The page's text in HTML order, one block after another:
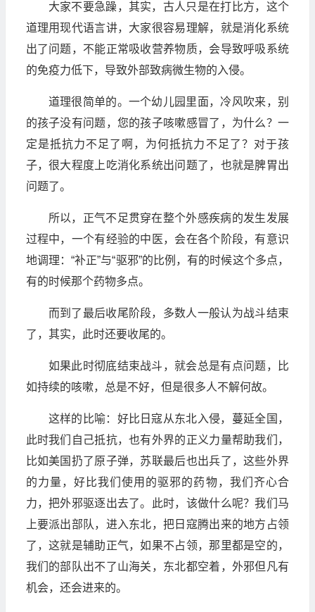
大家不要急躁，其实，古人只是在打比方，这个
道理用现代语言讲，大家很容易理解，就是消化系统
出了问题，不能正常吸收营养物质，会导致呼吸系统
的免疫力低下，导致外部致病微生物的入侵。
道理很简单的。一个幼儿园里面，冷风吹来，别
的孩子没有问题，您的孩子咳嗽感冒了，为什么？一
定是抵抗力不足了啊，为何抵抗力不足了？对于孩
子，很大程度上吃消化系统出问题了，也就是脾胃出
问题了。
所以，正气不足贯穿在整个外感疾病的发生发展
过程中，一个有经验的中医，会在各个阶段，有意识
地调理：“补正”与“驱邪”的比例，有的时候这个多点，
有的时候那个药物多点。
而到了最后收尾阶段，多数人一般认为战斗结束
了，其实，此时还要收尾的。
如果此时彻底结束战斗，就会总是有点问题，比
如持续的咳嗽，总是不好，但是很多人不解何故。
这样的比喻：好比日寇从东北入侵，蔓延全国，
此时我们自己抵抗，也有外界的正义力量帮助我们，
比如美国扔了原子弹，苏联最后也出兵了，这些外界
的力量，好比我们使用的驱邪的药物，我们齐心合
力，把外邪驱逐出去了。此时，该做什么呢？我们马
上要派出部队，进入东北，把日寇腾出来的地方占领
了，这就是辅助正气，如果不占领，那里都是空的，
我们的部队出不了山海关，东北都空着，外邪但凡有
机会，还会进来的。